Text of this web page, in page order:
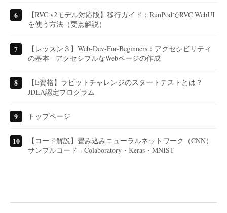
【RVC v2モデル対応版】移行ガイド：RunPodでRVC WebUI
を使う方法（要点解説）
【レッスン３】Web-Dev-For-Beginners：アクセシビリティ
の基本 - アクセシブルなWebページの作成
【E資格】ラビットチャレンジのスタートテストとは？
JDLA認定プログラム
トップページ
【コード解説】畳み込みニューラルネットワーク（CNN）
サンプルコード - Colaboratory・Keras・MNIST